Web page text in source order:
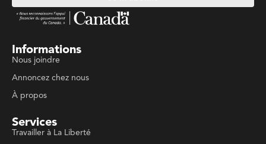
Informations
Nous joindre
Annoncez chez nous
À propos
Services
Travailler à La Liberté